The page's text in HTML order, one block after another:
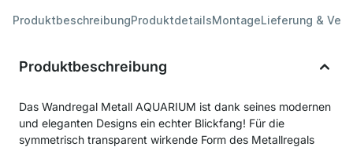
ProduktbeschreibungProduktdetailsMontageLieferung &
Produktbeschreibung
Das Wandregal Metall AQUARIUM ist dank seines modernen
und eleganten Designs ein echter Blickfang! Für die
symmetrisch transparent wirkende Form des Metallregals